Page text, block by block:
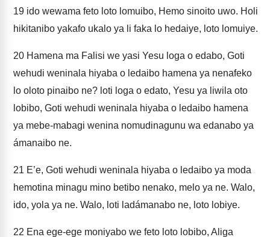
19 ido wewama feto loto lomuibo, Hemo sinoito uwo. Holi
hikitanibo yakafo ukalo ya li faka lo hedaiye, loto lomuiye.
20 Hamena ma Falisi we yasi Yesu loga o edabo, Goti
wehudi weninala hiyaba o ledaibo hamena ya nenafeko
lo oloto pinaibo ne? loti loga o edato, Yesu ya liwila oto
lobibo, Goti wehudi weninala hiyaba o ledaibo hamena
ya mebe-mabagi wenina nomudinagunu wa edanabo ya
ámanaibo ne.
21 E’e, Goti wehudi weninala hiyaba o ledaibo ya moda
hemotina minagu mino betibo nenako, melo ya ne. Walo,
ido, yola ya ne. Walo, loti ladámanabo ne, loto lobiye.
22 Ena ege-ege moniyabo we feto loto lobibo, Aliga